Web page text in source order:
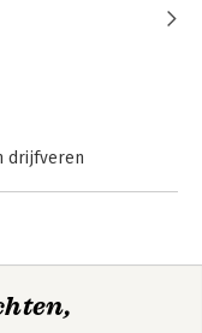
– hoe doe je dat?
drijfveren